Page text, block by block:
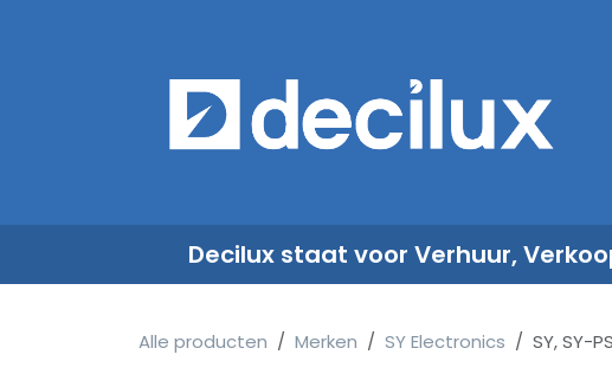
Decilux staat voor Verhuur,
Alle producten Merken SY Electronics SY, SY-